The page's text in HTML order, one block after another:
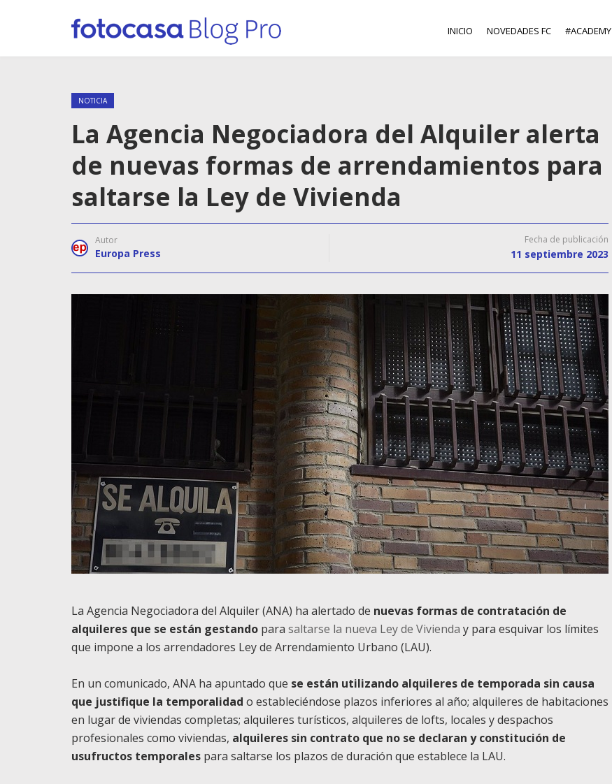
INICIO NOVEDADES FC #ACADEMY
NOTICIA
La Agencia Negociadora del Alquiler alerta
de nuevas formas de arrendamientos para
saltarse la Ley de Vivienda
Autor
Europa Press
Fecha de publicación
11 septiembre 2023
La Agencia Negociadora del Alquiler (ANA) ha alertado de nuevas formas de contratación de
alquileres que se están gestando para saltarse la nueva Ley de Vivienda y para esquivar los límites
que impone a los arrendadores Ley de Arrendamiento Urbano (LAU).
En un comunicado, ANA ha apuntado que se están utilizando alquileres de temporada sin causa
que justifique la temporalidad o estableciéndose plazos inferiores al año; alquileres de habitaciones
en lugar de viviendas completas; alquileres turísticos, alquileres de lofts, locales y despachos
profesionales como viviendas, alquileres sin contrato que no se declaran y constitución de
usufructos temporales para saltarse los plazos de duración que establece la LAU.